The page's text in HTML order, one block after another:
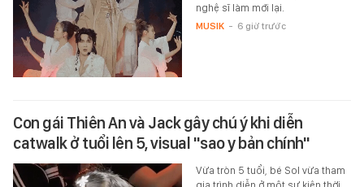
nghệ sĩ làm mới lại.
MUSIK - 6 giờ trước
Con gái Thiên An và Jack gây chú ý khi diễn
catwalk ở tuổi lên 5, visual "sao y bản chính"
Vừa tròn 5 tuổi, bé Sol vừa tham